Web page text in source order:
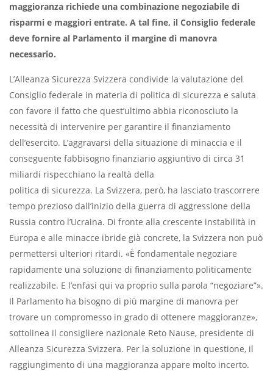
maggioranza richiede una combinazione negoziabile di
risparmi e maggiori entrate. A tal fine, il Consiglio federale
deve fornire al Parlamento il margine di manovra
necessario.
L’Alleanza Sicurezza Svizzera condivide la valutazione del
Consiglio federale in materia di politica di sicurezza e saluta
con favore il fatto che quest’ultimo abbia riconosciuto la
necessità di intervenire per garantire il finanziamento
dell’esercito. L’aggravarsi della situazione di minaccia e il
conseguente fabbisogno finanziario aggiuntivo di circa 31
miliardi rispecchiano la realtà della
politica di sicurezza. La Svizzera, però, ha lasciato trascorrere
tempo prezioso dall’inizio della guerra di aggressione della
Russia contro l’Ucraina. Di fronte alla crescente instabilità in
Europa e alle minacce ibride già concrete, la Svizzera non può
permettersi ulteriori ritardi. «È fondamentale negoziare
rapidamente una soluzione di finanziamento politicamente
realizzabile. E l’enfasi qui va proprio sulla parola “negoziare”».
Il Parlamento ha bisogno di più margine di manovra per
trovare un compromesso in grado di ottenere maggioranze»,
sottolinea il consigliere nazionale Reto Nause, presidente di
Alleanza Sicurezza Svizzera. Per la soluzione in questione, il
raggiungimento di una maggioranza appare molto incerto.